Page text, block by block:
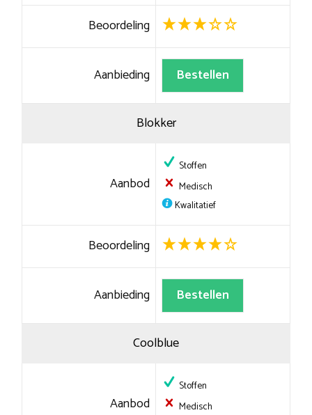
Beoordeling
Aanbieding Bestellen
Blokker
Aanbod
Stoffen
Medisch
Kwalitatief
Beoordeling
Aanbieding Bestellen
Coolblue
Aanbod
Stoffen
Medisch